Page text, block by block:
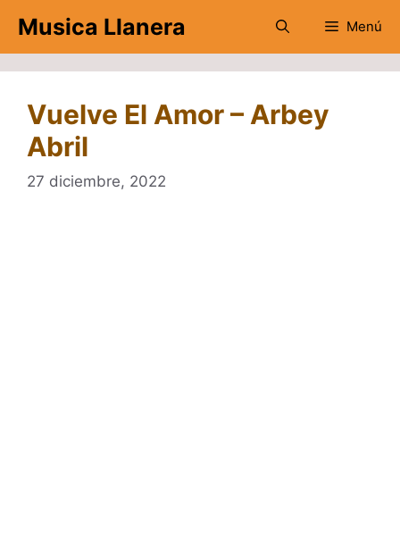
contenido
Musica Llanera Menú
Vuelve El Amor – Arbey
Abril
27 diciembre, 2022